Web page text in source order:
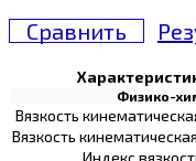
Сравнить
Физико-
Вязкость
Вязкость
Индекс